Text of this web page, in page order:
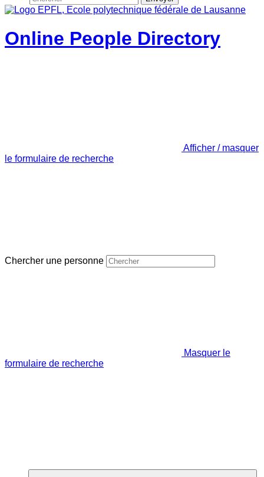
Online People Directory
Afficher / masquer
le formulaire de recherche
Chercher une personne
Masquer le
formulaire de recherche